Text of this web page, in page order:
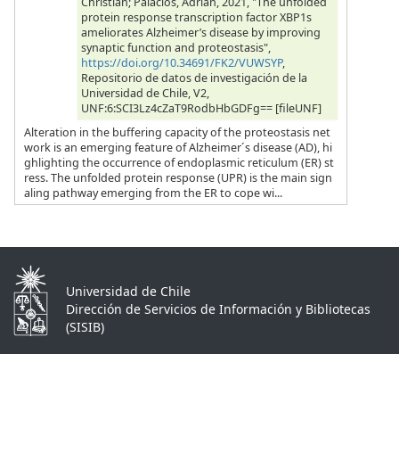
protein response transcription factor XBP1s
ameliorates Alzheimer’s disease by improving
synaptic function and proteostasis",
https://doi.org/10.34691/FK2/VUWSYP,
Repositorio de datos de investigación de la
Universidad de Chile, V2,
UNF:6:SCI3Lz4cZaT9RodbHbGDFg== [fileUNF]
Alteration in the buffering capacity of the proteostasis net
work is an emerging feature of Alzheimer´s disease (AD), hi
ghlighting the occurrence of endoplasmic reticulum (ER) st
ress. The unfolded protein response (UPR) is the main sign
aling pathway emerging from the ER to cope wi...
Universidad de Chile
Dirección de Servicios de Información y Bibliotecas
(SISIB)